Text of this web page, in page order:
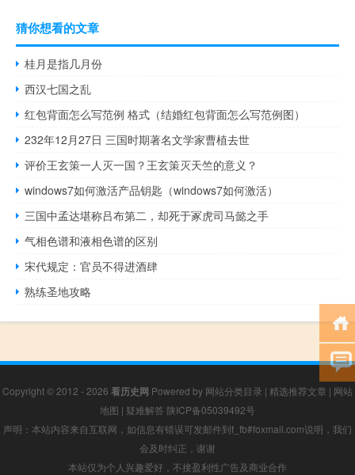
猜你想看的文章
桂月是指几月份
西汉七国之乱
红包背面怎么写范例 格式（结婚红包背面怎么写范例图）
232年12月27日 三国时期著名文学家曹植去世
评价王玄策一人灭一国？王玄策灭天竺的意义？
windows7如何激活产品钥匙（windows7如何激活）
三国中孟达堪称吕布第二，却死于冢虎​司马懿​之手
气相色谱和液相色谱的区别
宋代规定：官员不得进酒肆
熟练圣地攻略
Copyright © 2012 - 2026 看历史网 Powered by 网站分类目录 | 精选推荐文章 | 网站
地图 | 疑难解答 陕ICP备05039492号
声明：本站内容来自互联网，如信息有错误可发邮件到f_fb#foxmail.com说明，我们
会及时纠正，谢谢
本站仅为个人兴趣爱好，不接盈利性广告及商业合作